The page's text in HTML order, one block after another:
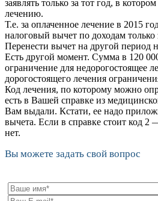
заявлять только за тот год, в
лечению.
Т.е. за оплаченное лечение в 2015
налоговый вычет по доходам только
Перенести вычет на другой период
Есть другой момент. Сумма в 120
ограничение для недорогостоящее
дорогостоящего лечения
Код лечения, по которому можно
есть в Вашей справке из
Вам выдали. Кстати, ее надо
вычета. Если в справке стоит код
нет.
Вы можете задать свой вопрос